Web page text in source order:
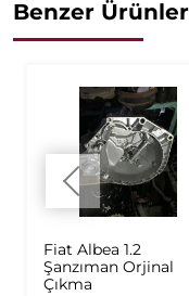
Benzer Ürünler
Fiat Albea 1.2
Şanzıman Orjinal
Çıkma